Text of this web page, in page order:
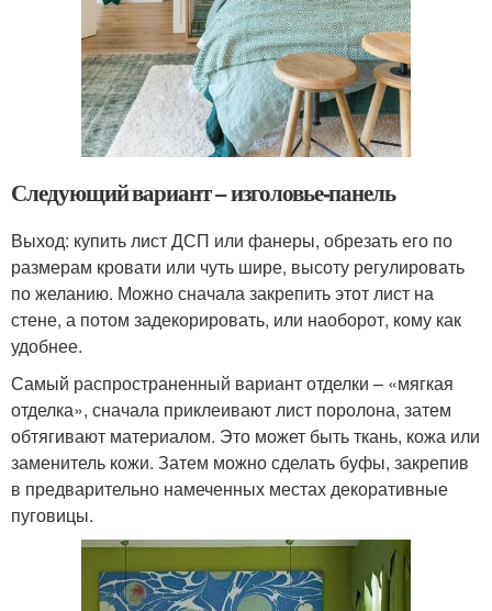
Следующий вариант – изголовье-панель
Выход: купить лист ДСП или фанеры, обрезать его по
размерам кровати или чуть шире, высоту регулировать
по желанию. Можно сначала закрепить этот лист на
стене, а потом задекорировать, или наоборот, кому как
удобнее.
Самый распространенный вариант отделки – «мягкая
отделка», сначала приклеивают лист поролона, затем
обтягивают материалом. Это может быть ткань, кожа или
заменитель кожи. Затем можно сделать буфы, закрепив
в предварительно намеченных местах декоративные
пуговицы.